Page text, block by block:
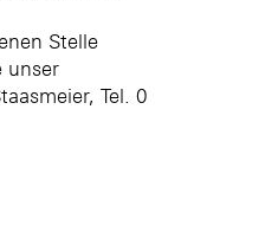
Stelle
unser
Tel. 0